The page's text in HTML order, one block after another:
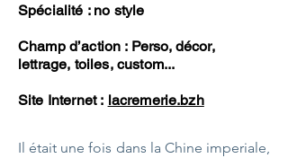
Spécialité : no style
Champ d’action : Perso, décor,
lettrage, toiles, custom...
Site Internet : lacremerie.bzh
Il était une fois dans la Chine imperiale,